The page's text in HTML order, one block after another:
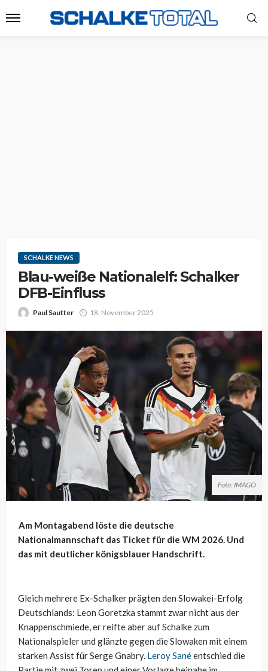
SCHALKE NEWS
Blau-weiße Nationalelf: Schalker
DFB-Einfluss
Paul Sautter 18. November 2025
Foto: IMAGO
Am Montagabend löste die deutsche
Nationalmannschaft das Ticket für die WM 2026. Und
das mit deutlicher königsblauer Handschrift.
Gleich mehrere Ex-Schalker prägten den Slowakei-Erfolg
Deutschlands: Leon Goretzka stammt zwar nicht aus der
Knappenschmiede, er reifte aber auf Schalke zum
Nationalspieler und glänzte gegen die Slowaken mit einem
starken Assist für Serge Gnabry. Leroy Sanéentschied die